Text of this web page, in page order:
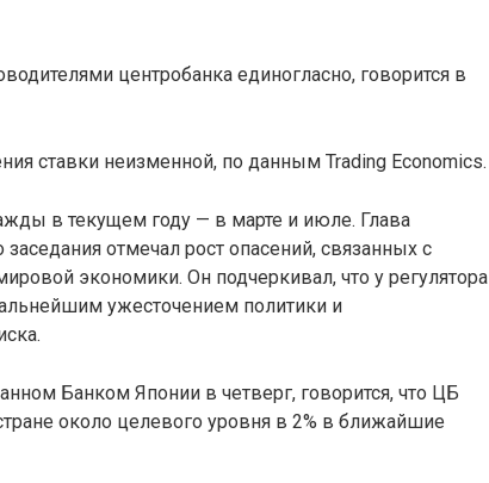
центробанка единогласно, говорится в
ставки неизменной, по данным Trading Economics.
в текущем году — в марте и июле. Глава
отмечал рост опасений, связанных с
экономики. Он подчеркивал, что у регулятора
ужесточением политики и
Банком Японии в четверг, говорится, что ЦБ
около целевого уровня в 2% в ближайшие